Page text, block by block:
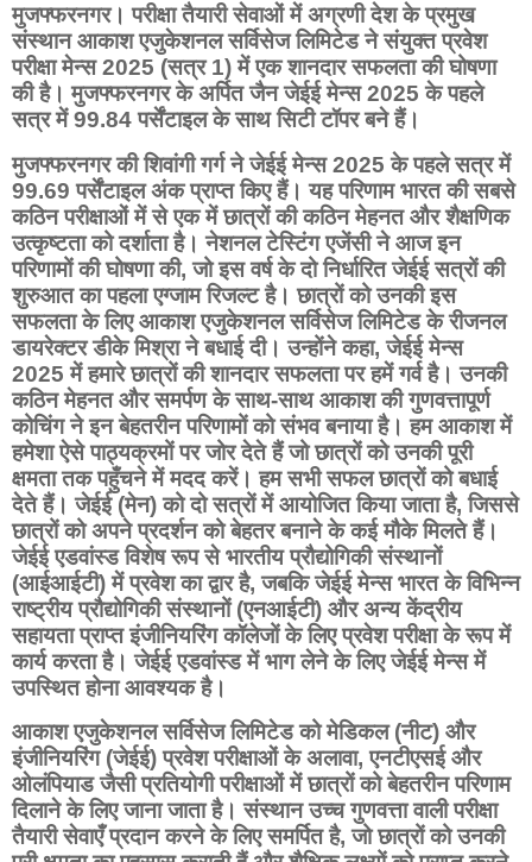
मुजफ्फरनगर। परीक्षा तैयारी सेवाओं में अग्रणी देश के प्रमुख
संस्थान आकाश एजुकेशनल सर्विसेज लिमिटेड ने संयुक्त प्रवेश
परीक्षा मेन्स 2025 (सत्र 1) में एक शानदार सफलता की घोषणा
की है। मुजफ्फरनगर के अर्पित जैन जेईई मेन्स 2025 के पहले
सत्र में 99.84 पर्सेंटाइल के साथ सिटी टॉपर बने हैं।
मुजफ्फरनगर की शिवांगी गर्ग ने जेईई मेन्स 2025 के पहले सत्र में
99.69 पर्सेंटाइल अंक प्राप्त किए हैं। यह परिणाम भारत की सबसे
कठिन परीक्षाओं में से एक में छात्रों की कठिन मेहनत और शैक्षणिक
उत्कृष्टता को दर्शाता है। नेशनल टेस्टिंग एजेंसी ने आज इन
परिणामों की घोषणा की, जो इस वर्ष के दो निर्धारित जेईई सत्रों की
शुरुआत का पहला एग्जाम रिजल्ट है। छात्रों को उनकी इस
सफलता के लिए आकाश एजुकेशनल सर्विसेज लिमिटेड के रीजनल
डायरेक्टर डीके मिश्रा ने बधाई दी। उन्होंने कहा, जेईई मेन्स
2025 में हमारे छात्रों की शानदार सफलता पर हमें गर्व है। उनकी
कठिन मेहनत और समर्पण के साथ-साथ आकाश की गुणवत्तापूर्ण
कोचिंग ने इन बेहतरीन परिणामों को संभव बनाया है। हम आकाश में
हमेशा ऐसे पाठ्यक्रमों पर जोर देते हैं जो छात्रों को उनकी पूरी
क्षमता तक पहुँचने में मदद करें। हम सभी सफल छात्रों को बधाई
देते हैं। जेईई (मेन) को दो सत्रों में आयोजित किया जाता है, जिससे
छात्रों को अपने प्रदर्शन को बेहतर बनाने के कई मौके मिलते हैं।
जेईई एडवांस्ड विशेष रूप से भारतीय प्रौद्योगिकी संस्थानों
(आईआईटी) में प्रवेश का द्वार है, जबकि जेईई मेन्स भारत के विभिन्न
राष्ट्रीय प्रौद्योगिकी संस्थानों (एनआईटी) और अन्य केंद्रीय
सहायता प्राप्त इंजीनियरिंग कॉलेजों के लिए प्रवेश परीक्षा के रूप में
कार्य करता है। जेईई एडवांस्ड में भाग लेने के लिए जेईई मेन्स में
उपस्थित होना आवश्यक है।
आकाश एजुकेशनल सर्विसेज लिमिटेड को मेडिकल (नीट) और
इंजीनियरिंग (जेईई) प्रवेश परीक्षाओं के अलावा, एनटीएसई और
ओलंपियाड जैसी प्रतियोगी परीक्षाओं में छात्रों को बेहतरीन परिणाम
दिलाने के लिए जाना जाता है। संस्थान उच्च गुणवत्ता वाली परीक्षा
तैयारी सेवाएँ प्रदान करने के लिए समर्पित है, जो छात्रों को उनकी